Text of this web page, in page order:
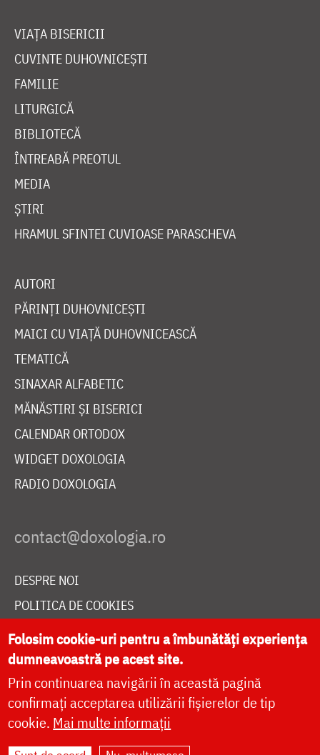
VIAȚA BISERICII
CUVINTE DUHOVNICEȘTI
FAMILIE
LITURGICĂ
BIBLIOTECĂ
ÎNTREABĂ PREOTUL
MEDIA
ȘTIRI
HRAMUL SFINTEI CUVIOASE PARASCHEVA
AUTORI
PĂRINȚI DUHOVNICEȘTI
MAICI CU VIAȚĂ DUHOVNICEASCĂ
TEMATICĂ
SINAXAR ALFABETIC
MĂNĂSTIRI ȘI BISERICI
CALENDAR ORTODOX
WIDGET DOXOLOGIA
RADIO DOXOLOGIA
DESPRE NOI
POLITICA DE COOKIES
DONEAZĂ ONLINE PENTRU CATEDRALA NAȚIONALĂ
LIVE
Folosim cookie-uri pentru a îmbunătăți experiența
dumneavoastră pe acest site.
Prin continuarea navigării în această pagină
confirmați acceptarea utilizării fișierelor de tip
cookie. Mai multe informații